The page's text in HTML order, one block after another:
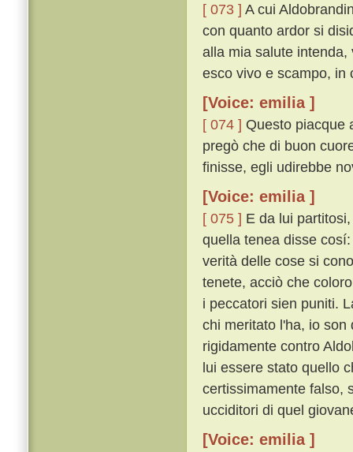
[ 073 ] A cui
con quanto ardor si
alla mia salute
esco vivo e scampo, in
[Voice: emilia ]
[ 074 ] Questo piacque
pregò che di buon
finisse, egli udirebbe
[Voice: emilia ]
[ 075 ] E da lui
quella tenea disse
verità delle cose si
tenete, acciò che
i peccatori sien puniti.
chi meritato l'ha, io
rigidamente contro
lui essere stato quello
certissimamente falso,
ucciditori di quel
[Voice: emilia ]